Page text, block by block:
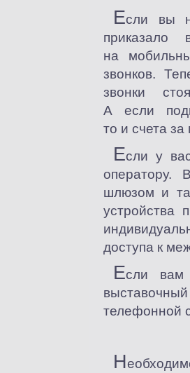
Если вы
приказало
на
звонков.
звонки
А если
то и счета
Если у
оператору.
шлюзом и
устройства
доступа к
Если вам
телефонной
Н